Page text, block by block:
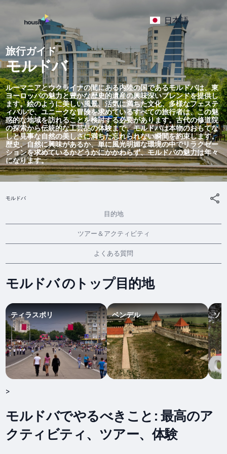
日本語
旅行ガイド
モルドバ
ルーマニアとウクライナの間にある内陸の国であるモルドバは、東
ヨーロッパの魅力と豊かな歴史的遺産の興味深いブレンドを提供し
ます。絵のように美しい風景、活気に満ちた文化、多様なフェステ
ィバルで、ユニークな冒険を求めているすべての旅行者は、この魅
惑的な地域を訪れることを検討する必要があります。古代の修道院
の探索から伝統的な工芸品の体験まで、モルドバは本物のおもてな
しと見事な自然の美しさに満ちた忘れられない瞬間を約束します。
歴史、自然に興味があるか、単に風光明媚な環境の中でリラクゼー
ションを求めているかどうかにかかわらず、モルドバの魅力は年々
になります。
モルドバ
目的地
ツアー＆アクティビティ
よくある質問
モルドバ のトップ目的地
ティラスポリ ベンデル ソ
>
モルドバでやるべきこと: 最高のア
クティビティ、ツアー、体験